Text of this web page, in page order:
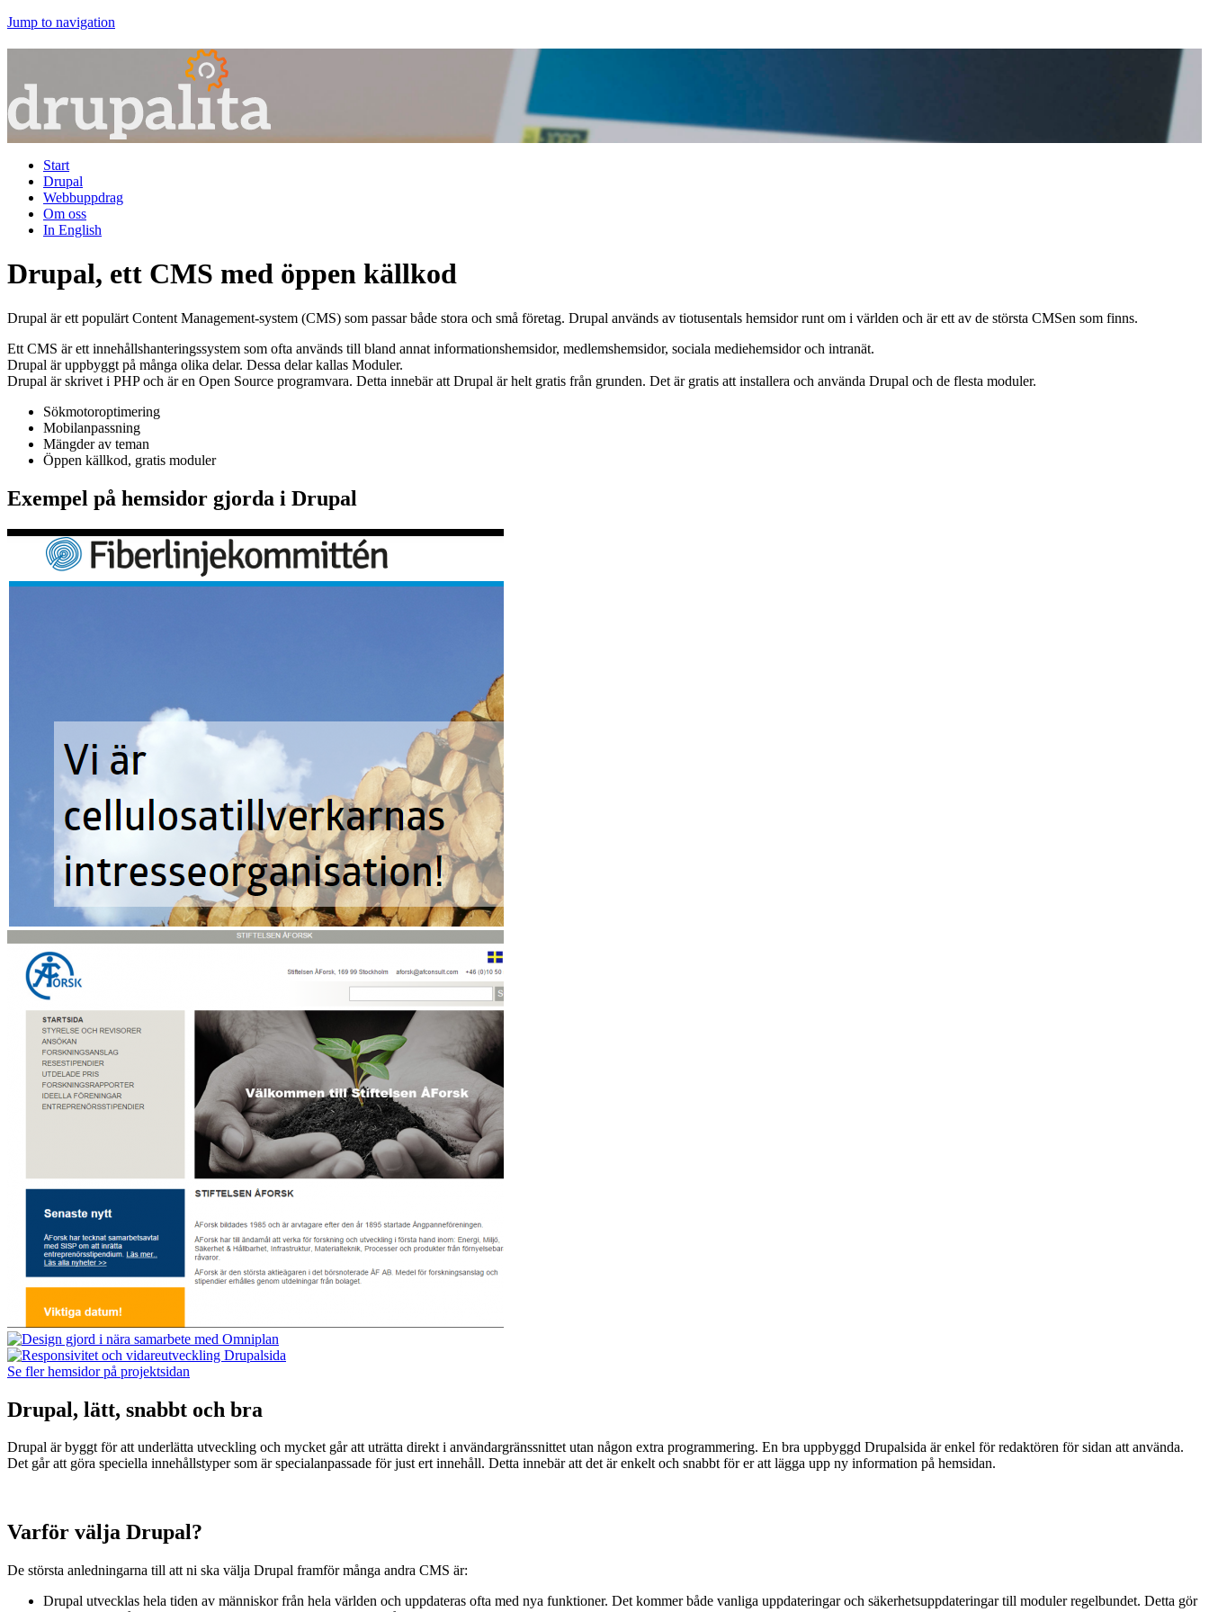
Jump to navigation
Start
Drupal
Webbuppdrag
Om oss
In English
Drupal, ett CMS med öppen källkod
Drupal är ett populärt Content Management-system (CMS) som passar både stora och små företag. Drupal används av tiotusentals hemsidor runt om i världen och är ett av de största CMSen som finns.
Ett CMS är ett innehållshanteringssystem som ofta används till bland annat informationshemsidor, medlemshemsidor, sociala mediehemsidor och intranät.
Drupal är uppbyggt på många olika delar. Dessa delar kallas Moduler.
Drupal är skrivet i PHP och är en Open Source programvara. Detta innebär att Drupal är helt gratis från grunden. Det är gratis att installera och använda Drupal och de flesta moduler.
Sökmotoroptimering
Mobilanpassning
Mängder av teman
Öppen källkod, gratis moduler
Exempel på hemsidor gjorda i Drupal
Se fler hemsidor på projektsidan
Drupal, lätt, snabbt och bra
Drupal är byggt för att underlätta utveckling och mycket går att uträtta direkt i användargränssnittet utan någon extra programmering. En bra uppbyggd Drupalsida är enkel för redaktören för sidan att använda.
Det går att göra speciella innehållstyper som är specialanpassade för just ert innehåll. Detta innebär att det är enkelt och snabbt för er att lägga upp ny information på hemsidan.
Varför välja Drupal?
De största anledningarna till att ni ska välja Drupal framför många andra CMS är:
Drupal utvecklas hela tiden av människor från hela världen och uppdateras ofta med nya funktioner. Det kommer både vanliga uppdateringar och säkerhetsuppdateringar till moduler regelbundet. Detta gör